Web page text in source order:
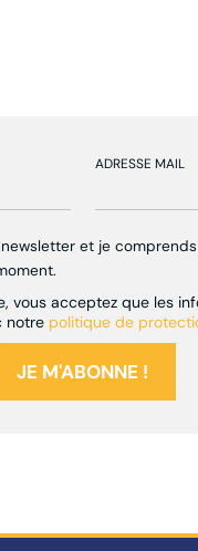
ADRESSE MAIL
et je
vous acceptez que les
notre politique de